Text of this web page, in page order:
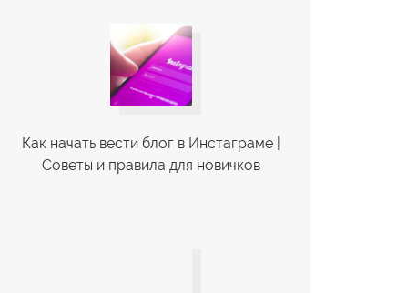
Как начать вести блог в Инстаграме |
Советы и правила для новичков